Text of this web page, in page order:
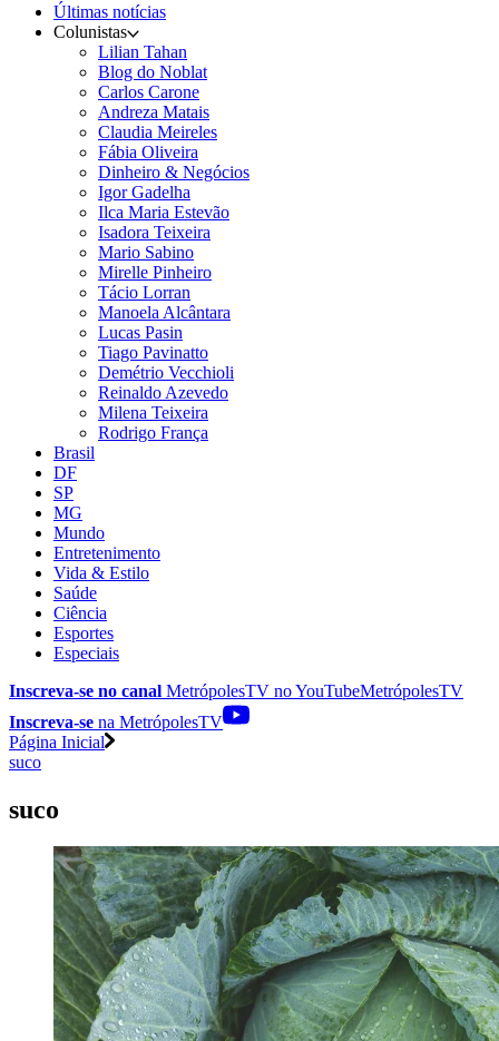
Últimas notícias
Colunistas
Lilian Tahan
Blog do Noblat
Carlos Carone
Andreza Matais
Claudia Meireles
Fábia Oliveira
Dinheiro & Negócios
Igor Gadelha
Ilca Maria Estevão
Isadora Teixeira
Mario Sabino
Mirelle Pinheiro
Tácio Lorran
Manoela Alcântara
Lucas Pasin
Tiago Pavinatto
Demétrio Vecchioli
Reinaldo Azevedo
Milena Teixeira
Rodrigo França
Brasil
DF
SP
MG
Mundo
Entretenimento
Vida & Estilo
Saúde
Ciência
Esportes
Especiais
Inscreva-se no canal MetrópolesTV noYouTubeMetrópolesTV
Inscreva-se na MetrópolesTV
Página Inicial
suco
suco